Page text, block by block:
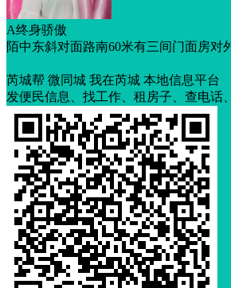
A终身骄傲
陌中东斜对面路南60米有三间门面房对
芮城帮 微同城 我在芮城 本地信息平台
发便民信息、找工作、租房子、查电话